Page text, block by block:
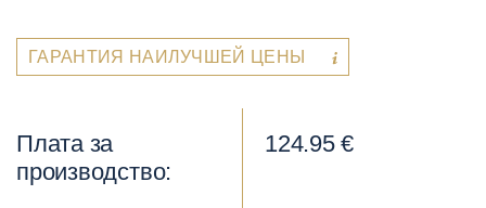
ГАРАНТИЯ НАИЛУЧШЕЙ ЦЕНЫ
Плата за
производство:
124.95 €